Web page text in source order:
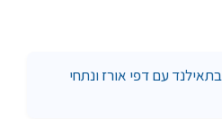
עם דפי אורז ונתחי